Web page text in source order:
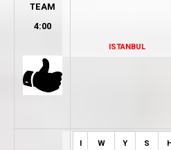
TEAM
4:00
ISTANBUL
I W Y S